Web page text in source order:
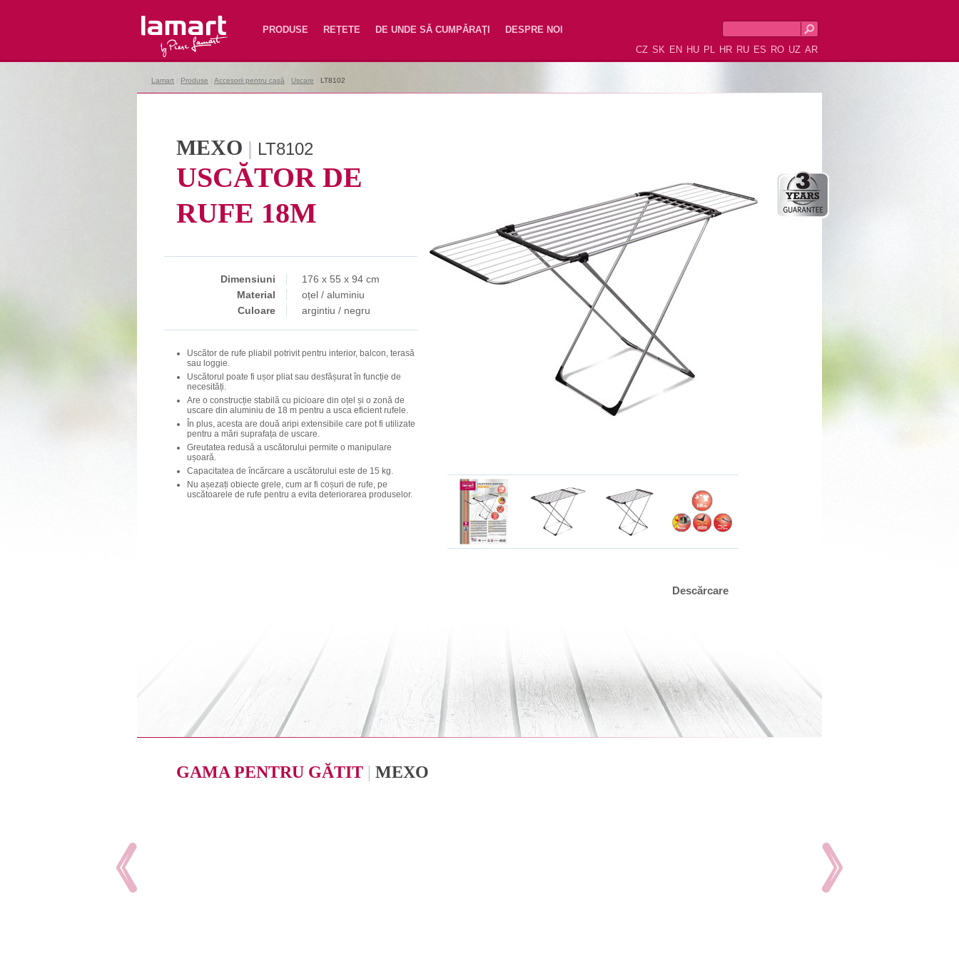
Lamart PRODUSE REȚETE DE UNDE SĂ CUMPĂRAŢI
DESPRE NOI
CZ SK EN HU PL HR RU ES RO UZ AR
Lamart Produse Accesorii pentru casă Uscare LT8102
Descărcare
MEXO | LT8102
USCĂTOR DE
RUFE 18M
Dimensiuni
176 x 55 x 94 cm
Material
oțel / aluminiu
Culoare
argintiu / negru
Uscător de rufe pliabil potrivit pentru interior, balcon, terasă
sau loggie.
Uscătorul poate fi ușor pliat sau desfășurat în funcție de
necesități.
Are o construcție stabilă cu picioare din oțel și o zonă de
uscare din aluminiu de 18 m pentru a usca eficient rufele.
În plus, acesta are două aripi extensibile care pot fi utilizate
pentru a mări suprafața de uscare.
Greutatea redusă a uscătorului permite o manipulare
ușoară.
Capacitatea de încărcare a uscătorului este de 15 kg.
Nu așezați obiecte grele, cum ar fi coșuri de rufe, pe
uscătoarele de rufe pentru a evita deteriorarea produselor.
GAMA PENTRU GĂTIT | MEXO